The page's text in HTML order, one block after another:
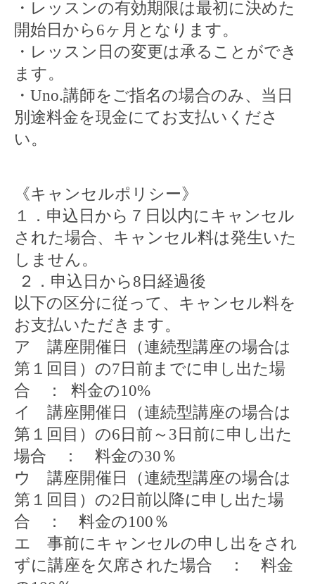
・レッスンの有効期限は最初に決めた
開始日から 6ヶ月となります。
・レッスン日の変更は承ることができ
ます。
・Uno.講師をご指名の場合のみ、当日
別途料金を現金にてお支払いくださ
い。
《キャンセルポリシー》
１．申込日から７日以内にキャンセル
された場合、キャンセル料は発生いた
しません。
２．申込日から 8 日経過後
以下の区分に従って、キャンセル料を
お支払いただきます。
ア 講座開催日（連続型講座の場合は
第１回目）の7 日前までに申し出た場
合 ：
料金の10%
イ 講座開催日（連続型講座の場合は
第１回目）の6 日前～ 3 日前に申し出た
場合 ： 料金の30 ％
ウ 講座開催日（連続型講座の場合は
第１回目）の2 日前以降に申し出た場
合 ： 料金の100 ％
エ 事前にキャンセルの申し出をされ
ずに講座を欠席された場合 ： 料金